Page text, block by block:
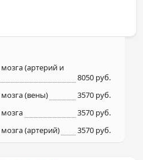
(артерий и
8050 руб.
(вены)
3570 руб.
3570 руб.
(артерий)
3570 руб.